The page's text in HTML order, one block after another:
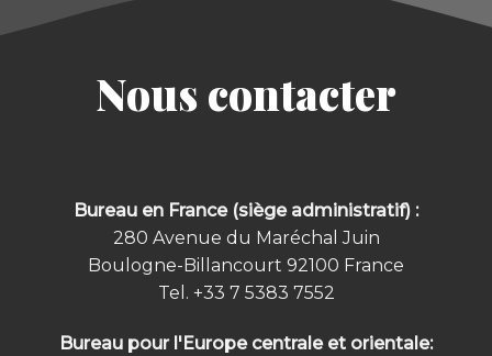
Nous contacter
Bureau en France (siège administratif) :
280 Avenue du Maréchal Juin
Boulogne-Billancourt 92100 France
Tel. +33 7 5383 7552
Bureau pour l'Europe centrale et orientale: